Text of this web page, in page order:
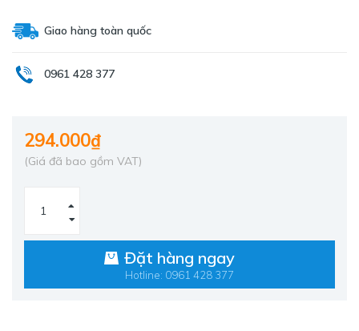
Giao hàng toàn quốc
0961 428 377
294.000₫
(Giá đã bao gồm VAT)
Đặt hàng ngay
Hotline: 0961 428 377